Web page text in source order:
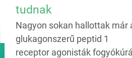
tudnak
Nagyon sokan hallottak már
glukagonszerű peptid 1
receptor agonisták